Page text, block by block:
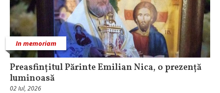
In memoriam
Preasfințitul Părinte Emilian Nica, o prezență
luminoasă
02 Iul, 2026